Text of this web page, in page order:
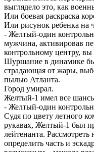
выглядело это, как
Или боевая раскраска
Или рисунок ребенка на
- Желтый-один
мужчина, активировав
контрольному центру,
Шуршание в динамике
страдающая от жары,
пылью Атланта.
Город умирал.
Желтый-1 имел все
- Желтый-один
Судя по цвету летного
рукавах, Желтый-1 был
лейтенанта.
определить часть и